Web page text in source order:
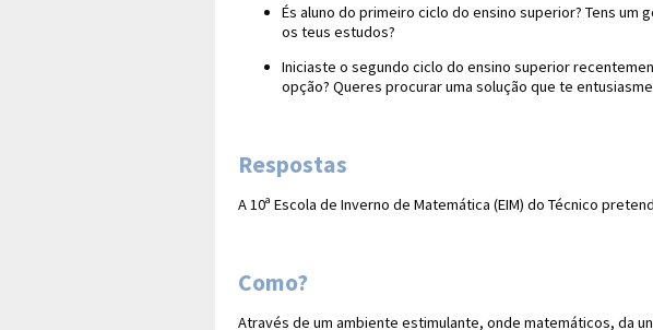
És aluno do primeiro ciclo do ensino superior? Tens
os teus estudos?
Iniciaste o segundo ciclo do ensino superior
opção? Queres procurar uma solução que te
Respostas
A 10ª Escola de Inverno de Matemática (EIM) do Técnico
Como?
Através de um ambiente estimulante, onde matemáticos, da